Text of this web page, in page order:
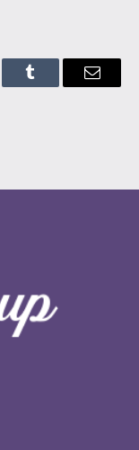
Tumblr Email